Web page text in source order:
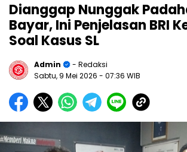
Dianggap Nunggak
Bayar, Ini Penjelasan BRI
Soal Kasus SL
Admin
- Redaksi
Sabtu, 9 Mei 2026 - 07:36 WIB